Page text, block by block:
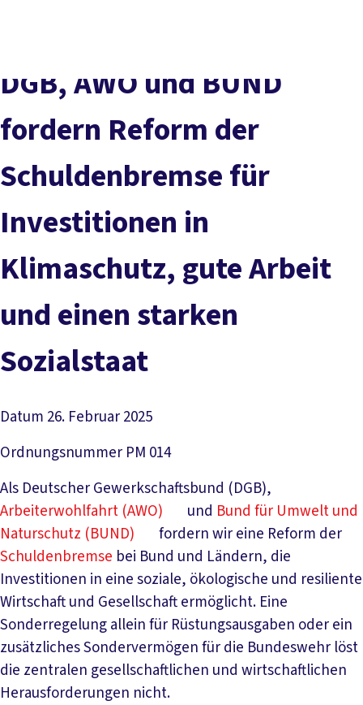
Service
Mitmachen
DGB, AWO und BUND
fordern Reform der
Schuldenbremse für
Investitionen in
Klimaschutz, gute Arbeit
und einen starken
Sozialstaat
Datum 26. Februar 2025
Ordnungsnummer PM 014
Als Deutscher Gewerkschaftsbund (DGB),
Arbeiterwohlfahrt (AWO)
und Bund für Umwelt und
Naturschutz (BUND)
fordern wir eine Reform der
Schuldenbremse bei Bund und Ländern, die
Investitionen in eine soziale, ökologische und resiliente
Wirtschaft und Gesellschaft ermöglicht. Eine
Sonderregelung allein für Rüstungsausgaben oder ein
zusätzliches Sondervermögen für die Bundeswehr löst
die zentralen gesellschaftlichen und wirtschaftlichen
Herausforderungen nicht.